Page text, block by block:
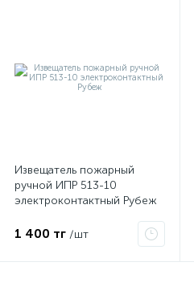
Извещатель пожарный
ручной ИПР 513-10
электроконтактный Рубеж
1 400 тг /шт